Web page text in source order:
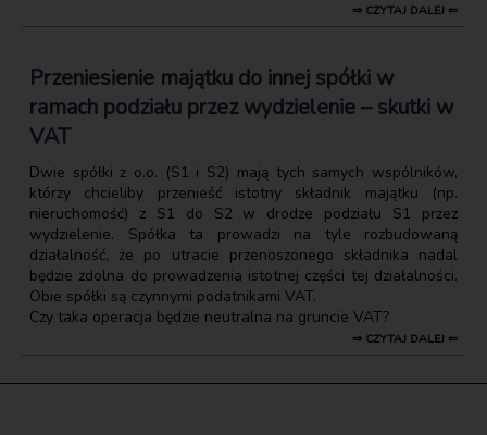
⇒ CZYTAJ DALEJ ⇐
Przeniesienie majątku do innej spółki w
ramach podziału przez wydzielenie – skutki w
VAT
Dwie spółki z o.o. (S1 i S2) mają tych samych wspólników,
którzy chcieliby przenieść istotny składnik majątku (np.
nieruchomość) z S1 do S2 w drodze podziału S1 przez
wydzielenie. Spółka ta prowadzi na tyle rozbudowaną
działalność, że po utracie przenoszonego składnika nadal
będzie zdolna do prowadzenia istotnej części tej działalności.
Obie spółki są czynnymi podatnikami VAT.
Czy taka operacja będzie neutralna na gruncie VAT?
⇒ CZYTAJ DALEJ ⇐